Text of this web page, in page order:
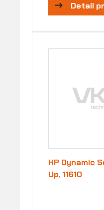
Detail
HP Dynamic
Up, 11610